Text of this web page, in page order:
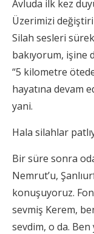
Avluda ilk kez
Üzerimizi
Silah sesleri
bakıyorum, işine
“5 kilometre
hayatına devam
yani.
Hala silahlar
Bir süre sonra
Nemrut’u,
konuşuyoruz.
sevmiş Kerem,
sevdim, o da.